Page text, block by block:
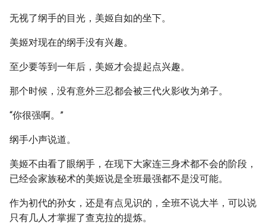
无视了纲手的目光，美姬自如的坐下。
美姬对现在的纲手没有兴趣。
至少要等到一年后，美姬才会提起点兴趣。
那个时候，没有意外三忍都会被三代火影收为弟子。
“你很强啊。”
纲手小声说道。
美姬不由看了眼纲手，在现下大家连三身术都不会的阶段，
已经会家族秘术的美姬说是全班最强都不是没可能。
作为初代的孙女，还是有点见识的，全班不说大半，可以说
只有几人才掌握了查克拉的提炼。